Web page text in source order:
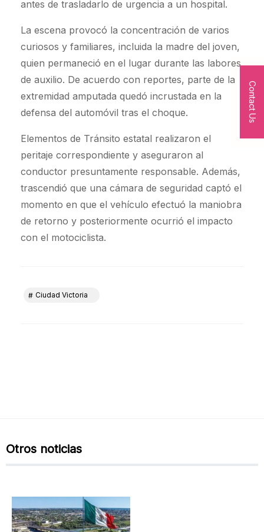
antes de trasladarlo de urgencia a un hospital.
La escena provocó la concentración de varios
curiosos y familiares, incluida la madre del joven,
quien permaneció en el lugar durante las labores
de auxilio. De acuerdo con reportes, parte de la
extremidad amputada quedó incrustada en la
defensa del automóvil tras el choque.
Elementos de Tránsito estatal realizaron el
peritaje correspondiente y aseguraron al
conductor presuntamente responsable. Además,
trascendió que una cámara de seguridad captó el
momento en que el vehículo efectuó la maniobra
de retorno y posteriormente ocurrió el impacto
con el motociclista.
Ciudad Victoria
Otros noticias
Contact Us